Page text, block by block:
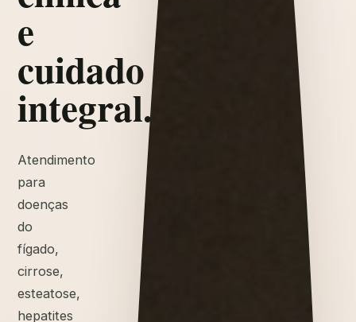
e
cuidado
integral.
Atendimento
para
doenças
do
fígado,
cirrose,
esteatose,
hepatites